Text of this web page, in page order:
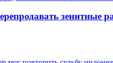
зенитные